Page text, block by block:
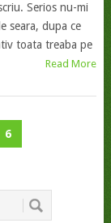
Serios nu-mi
seara, dupa ce
toata treaba pe
Read More
6